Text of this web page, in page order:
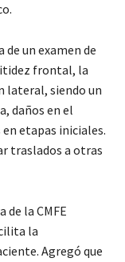
de un examen de
frontal, la
lateral, siendo un
daños en el
etapas iniciales.
traslados a otras
de la CMFE
la
Agregó que